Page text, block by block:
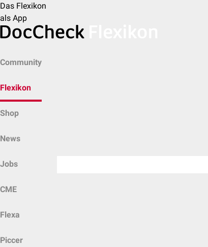
Das Flexikon
als App
Community
Flexikon
Shop
News
Jobs
CME
Flexa
Piccer